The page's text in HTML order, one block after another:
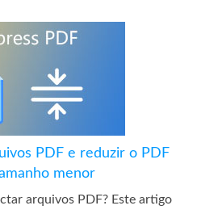
PDF e reduzir o PDF
menor
arquivos PDF? Este artigo